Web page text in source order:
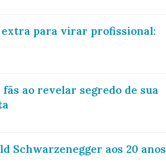
para virar profissional:
ao revelar segredo de sua
Schwarzenegger aos 20 anos